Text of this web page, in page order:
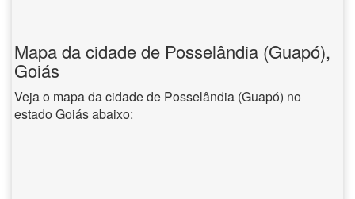
Mapa da cidade de Posselândia (Guapó),
Goiás
Veja o mapa da cidade de Posselândia (Guapó) no
estado Goiás abaixo: